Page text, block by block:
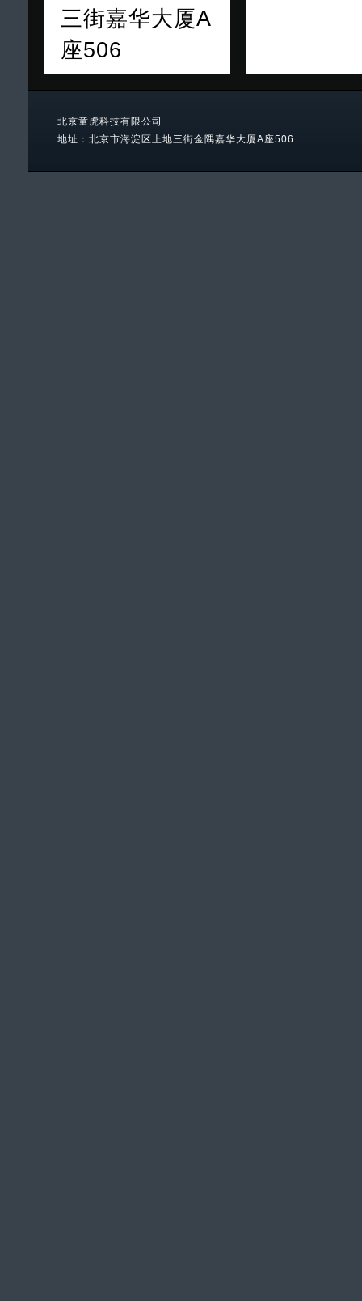
三街嘉华大厦A
座506
北京童虎科技有限公司
地址：北京市海淀区上地三街金隅嘉华大厦A座506